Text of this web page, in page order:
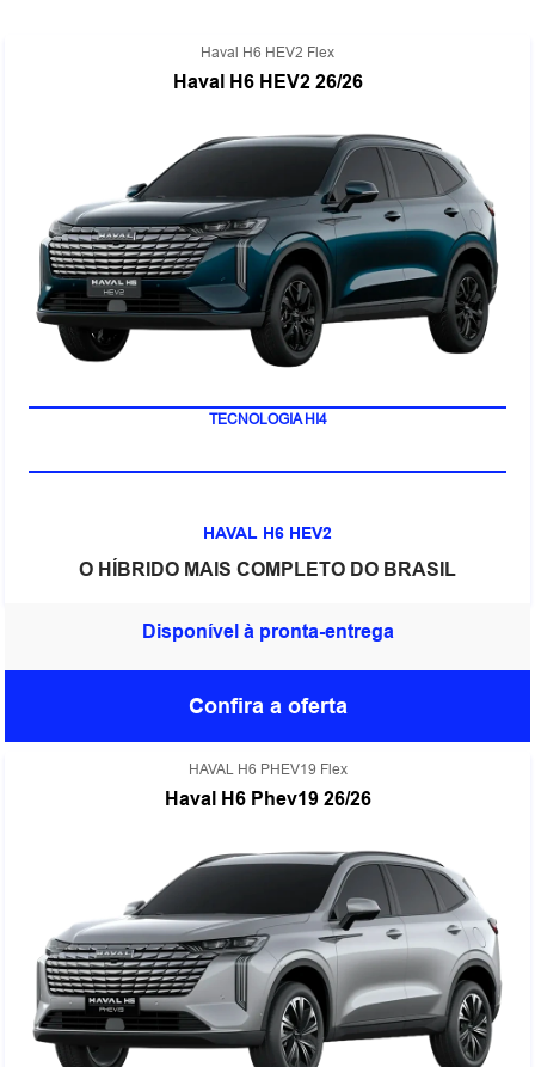
Haval H6 HEV2 Flex
Haval H6 HEV2 26/26
TECNOLOGIA HI4
HAVAL H6 HEV2
O HÍBRIDO MAIS COMPLETO DO BRASIL
Disponível à pronta-entrega
Confira a oferta
HAVAL H6 PHEV19 Flex
Haval H6 Phev19 26/26